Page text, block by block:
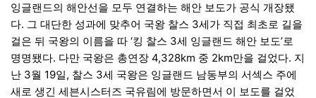
잉글랜드의 해안선을 모두 연결하는 해안 보도가 공식 개장됐
다. 그 대단한 성과에 맞추어 국왕 찰스 3세가 직접 최초로 길을
걸은 뒤 국왕의 이름을 따 ‘킹 찰스 3세 잉글랜드 해안 보도’로
명명됐다. 다만 국왕은 총연장 4,328km 중 2km만을 걸었다. 지
난 3월 19일, 찰스 3세 국왕은 잉글랜드 남동부의 서섹스 주에
새로 생긴 세븐시스터즈 국유림에 방문하면서 이 보도를 걸었